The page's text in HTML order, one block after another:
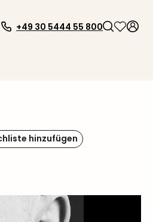
+49 30 5444 55 800
hinzufügen